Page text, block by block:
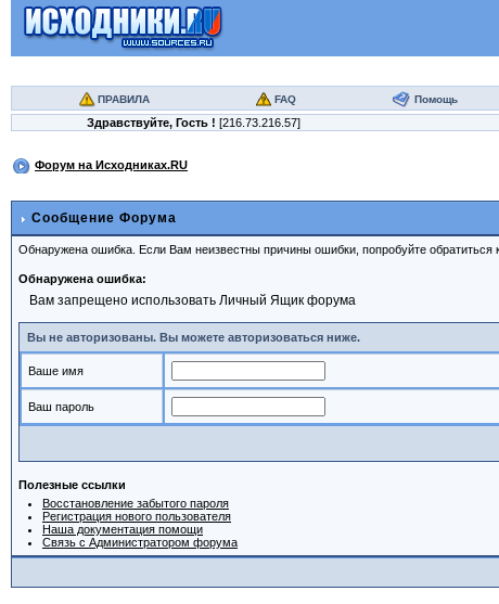
ПРАВИЛА FAQ Помощь
Здравствуйте, Гость ! [216.73.216.57]
Форум на Исходниках.RU
Сообщение Форума
Обнаружена ошибка. Если Вам неизвестны причины ошибки, попробуйте
Обнаружена ошибка:
Вам запрещено использовать Личный Ящик форума
Вы не авторизованы. Вы можете авторизоваться ниже.
Ваше имя
Ваш пароль
Полезные ссылки
Восстановление забытого пароля
Регистрация нового пользователя
Наша документация помощи
Связь с Администратором форума